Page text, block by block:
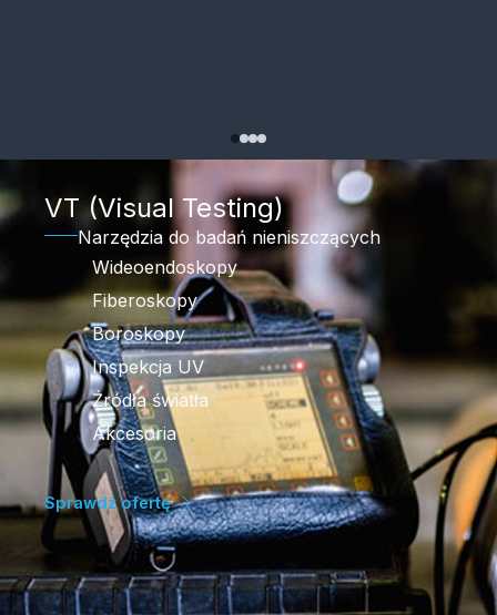
VT (Visual Testing)
Narzędzia do badań nieniszczących
Wideoendoskopy
Fiberoskopy
Boroskopy
Inspekcja UV
Źródła światła
Akcesoria
Sprawdź ofertę